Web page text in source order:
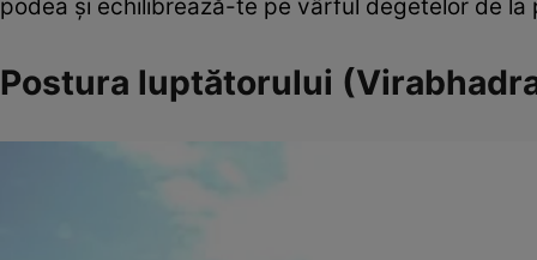
podea şi echilibrează-te pe vârful degetelor de la
Postura luptătorului